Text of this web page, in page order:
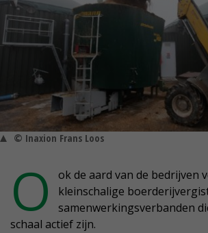
© Inaxion Frans Loos
O
ok de aard van de bedrijven
kleinschalige
samenwerkingsverbanden
schaal actief zijn.